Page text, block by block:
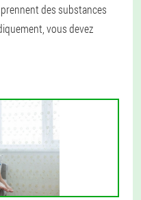
des substances
vous devez